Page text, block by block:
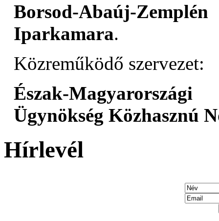
Borsod-Abaúj-
Iparkamara.
Közreműködő szervezet:
Észak-
Ügynökség Közhasznú
Hírlevél